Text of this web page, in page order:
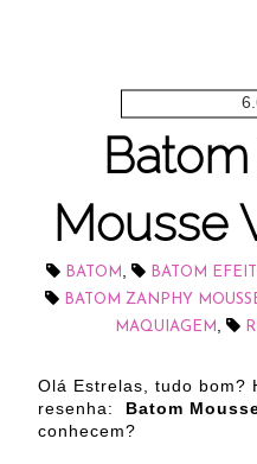
Mousse
BATOM , BATOM
BATOM ZANPHY
MAQUIAGEM ,
Olá Estrelas, tudo bom?
resenha: Batom
conhecem?